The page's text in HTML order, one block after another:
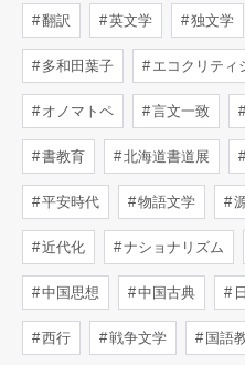
翻訳 英文学 独文学
多和田葉子 エコクリティ
オノマトペ 言文一致
書教育 北海道書道展
平安時代 物語文学
近代化 ナショナリズム
中国思想 中国古典
西行 戦争文学 国語